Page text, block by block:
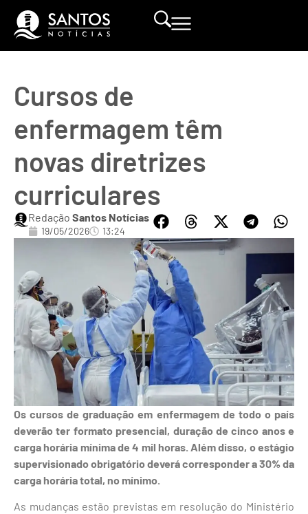
Cursos de
enfermagem têm
novas diretrizes
curriculares
Redação Santos Notícias
19/05/2026 13:24
Os cursos de graduação em enfermagem de todo o país
deverão ter formato presencial, duração de cinco anos e
carga horária mínima de 4 mil horas. Além disso, o estágio
supervisionado obrigatório deverá corresponder a 30% da
carga horária total, no mínimo.
As mudanças estão previstas em resolução do Ministério